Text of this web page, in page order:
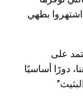
اشتهروا بطهي
على
دورًا أساسيًا